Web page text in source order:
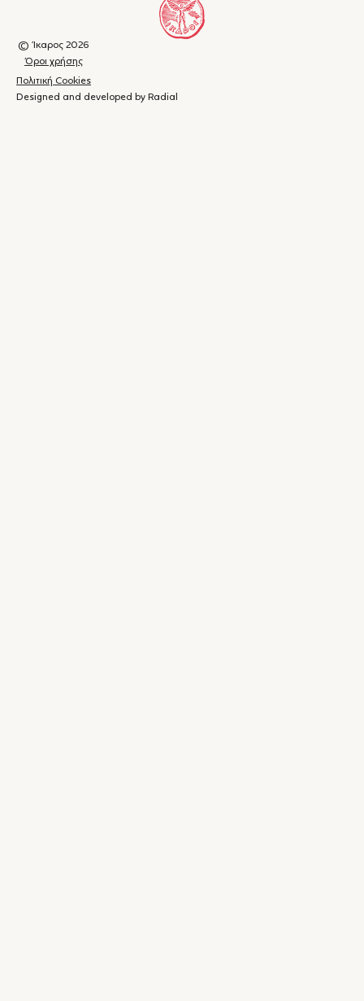
© Ίκαρος 2026
Όροι χρήσης
Πολιτική Cookies
Designed and developed by Radial